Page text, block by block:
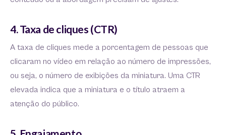
4. Taxa de cliques (CTR)
A taxa de cliques mede a porcentagem de pessoas que
clicaram no vídeo em relação ao número de impressões,
ou seja, o número de exibições da miniatura. Uma CTR
elevada indica que a miniatura e o título atraem a
atenção do público.